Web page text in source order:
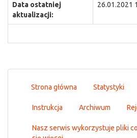
Data ostatniej
aktualizacji:
26.01.2021
Strona główna Statystyki
Instrukcja Archiwum
Nasz serwis wykorzystuje pliki